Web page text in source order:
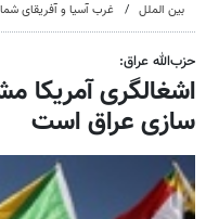
بین الملل غرب آسیا و آفریقای
حزب‌الله عراق:
اشغالگری آمریکا
سازی عراق است